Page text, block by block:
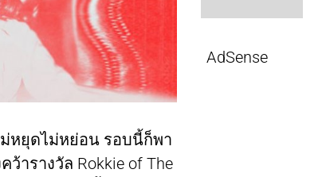
หยุดไม่หย่อน รอบนี้ก็พา
ารางวัล Rokkie of The
AdSense